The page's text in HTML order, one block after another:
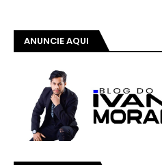
ANUNCIE AQUI